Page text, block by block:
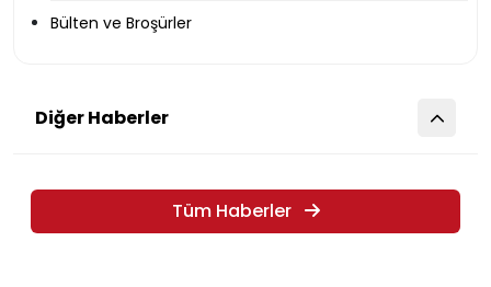
Bülten ve Broşürler
Diğer Haberler
Tüm Haberler